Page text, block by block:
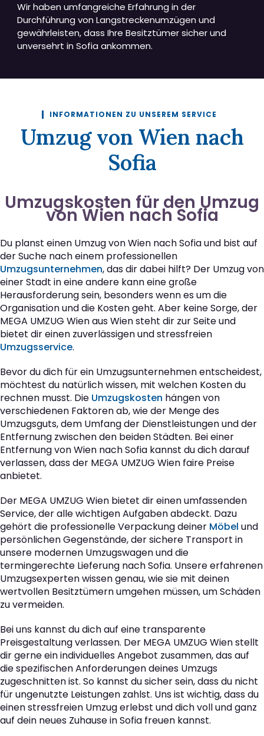
Wir haben umfangreiche Erfahrung in der
Durchführung von Langstreckenumzügen und
gewährleisten, dass Ihre Besitztümer sicher und
unversehrt in Sofia ankommen.
INFORMATIONEN ZU UNSEREM SERVICE
Umzug von Wien nach
Sofia
Umzugskosten für den Umzug
von Wien nach Sofia
Du planst einen Umzug von Wien nach Sofia und bist auf
der Suche nach einem professionellen
Umzugsunternehmen, das dir dabei hilft? Der Umzug von
einer Stadt in eine andere kann eine große
Herausforderung sein, besonders wenn es um die
Organisation und die Kosten geht. Aber keine Sorge, der
MEGA UMZUG Wien aus Wien steht dir zur Seite und
bietet dir einen zuverlässigen und stressfreien
Umzugsservice.
Bevor du dich für ein Umzugsunternehmen entscheidest,
möchtest du natürlich wissen, mit welchen Kosten du
rechnen musst. Die Umzugskosten hängen von
verschiedenen Faktoren ab, wie der Menge des
Umzugsguts, dem Umfang der Dienstleistungen und der
Entfernung zwischen den beiden Städten. Bei einer
Entfernung von Wien nach Sofia kannst du dich darauf
verlassen, dass der MEGA UMZUG Wien faire Preise
anbietet.
Der MEGA UMZUG Wien bietet dir einen umfassenden
Service, der alle wichtigen Aufgaben abdeckt. Dazu
gehört die professionelle Verpackung deiner Möbel und
persönlichen Gegenstände, der sichere Transport in
unsere modernen Umzugswagen und die
termingerechte Lieferung nach Sofia. Unsere erfahrenen
Umzugsexperten wissen genau, wie sie mit deinen
wertvollen Besitztümern umgehen müssen, um Schäden
zu vermeiden.
Bei uns kannst du dich auf eine transparente
Preisgestaltung verlassen. Der MEGA UMZUG Wien stellt
dir gerne ein individuelles Angebot zusammen, das auf
die spezifischen Anforderungen deines Umzugs
zugeschnitten ist. So kannst du sicher sein, dass du nicht
für ungenutzte Leistungen zahlst. Uns ist wichtig, dass du
einen stressfreien Umzug erlebst und dich voll und ganz
auf dein neues Zuhause in Sofia freuen kannst.